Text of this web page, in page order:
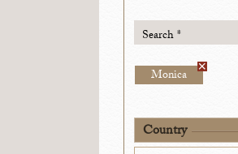
Search *
Monica
Country